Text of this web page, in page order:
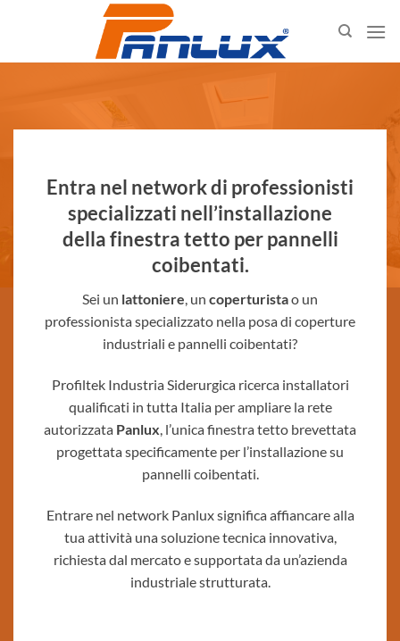
Entra nel network di professionisti
specializzati nell’installazione
della finestra tetto per pannelli
coibentati.
Sei un lattoniere, un coperturistao un
professionista specializzato nella posa di coperture
industriali e pannelli coibentati?
Profiltek Industria Siderurgica ricerca installatori
qualificati in tutta Italia per ampliare la rete
autorizzata Panlux, l’unica finestra tetto brevettata
progettata specificamente per l’installazione su
pannelli coibentati.
Entrare nel network Panlux significa affiancare alla
tua attività una soluzione tecnica innovativa,
richiesta dal mercato e supportata da un’azienda
industriale strutturata.